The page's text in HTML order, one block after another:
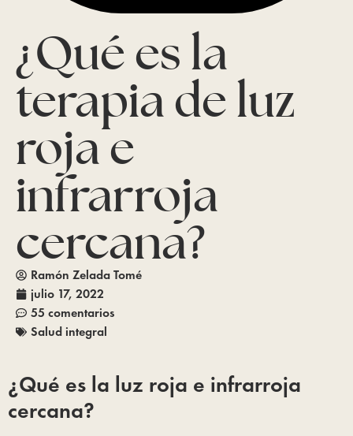
¿Qué es la
terapia de luz
roja e
infrarroja
cercana?
Ramón Zelada Tomé
julio 17, 2022
55 comentarios
Salud integral
¿Qué es la luz roja e infrarroja
cercana?